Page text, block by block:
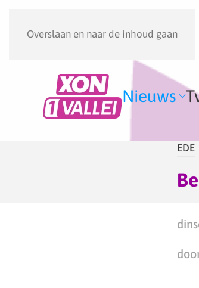
Overslaan en naar de inhoud gaan
Nieuws
EDE